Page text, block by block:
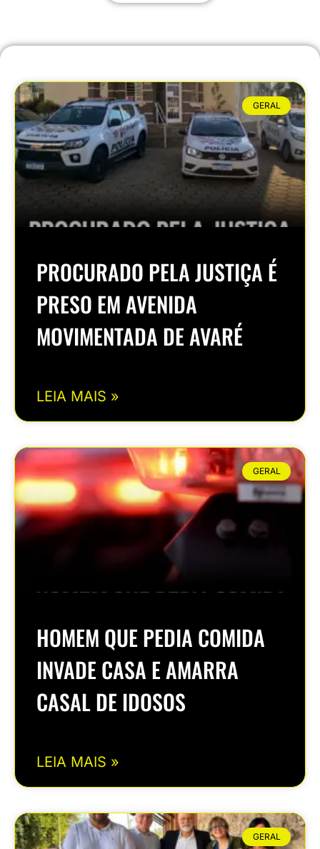
GERAL
PROCURADO PELA JUSTIÇA É
PRESO EM AVENIDA
MOVIMENTADA DE AVARÉ
LEIA MAIS »
GERAL
HOMEM QUE PEDIA COMIDA
INVADE CASA E AMARRA
CASAL DE IDOSOS
LEIA MAIS »
GERAL